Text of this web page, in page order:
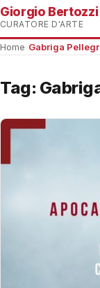
Giorgio Bertozzi
CURATORE D'ARTE
Home Gabriga
Tag: